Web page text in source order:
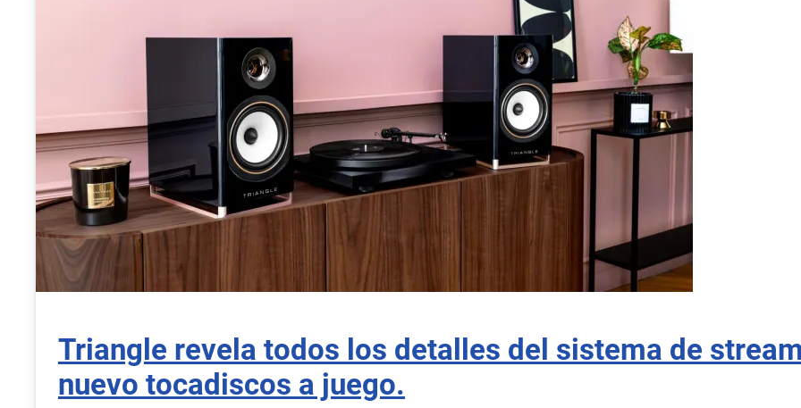
Triangle revela todos los detalles del sistema de
nuevo tocadiscos a juego.